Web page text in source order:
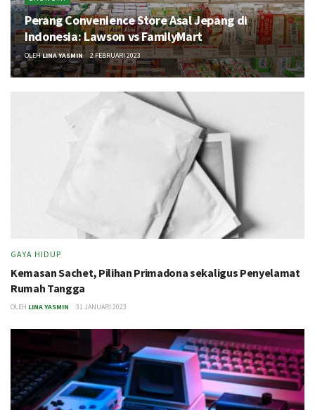
Perang Convenience Store Asal Jepang di
Indonesia: Lawson vs FamilyMart
OLEHLINA YASMIN 2 FEBRUARI 2023
GAYA HIDUP
Kemasan Sachet, Pilihan Primadona sekaligus Penyelamat
Rumah Tangga
OLEH LINA YASMIN 31 JANUARI 2023